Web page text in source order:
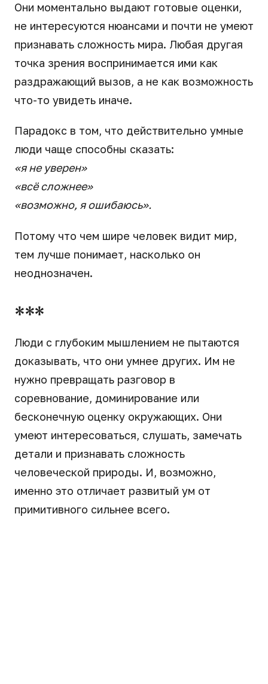
Они моментально выдают готовые оценки,
не интересуются нюансами и почти не умеют
признавать сложность мира. Любая другая
точка зрения воспринимается ими как
раздражающий вызов, а не как возможность
что-то увидеть иначе.
Парадокс в том, что действительно умные
люди чаще способны сказать:
«я не уверен»
«всё сложнее»
«возможно, я ошибаюсь».
Потому что чем шире человек видит мир,
тем лучше понимает, насколько он
неоднозначен.
***
Люди с глубоким мышлением не пытаются
доказывать, что они умнее других. Им не
нужно превращать разговор в
соревнование, доминирование или
бесконечную оценку окружающих. Они
умеют интересоваться, слушать, замечать
детали и признавать сложность
человеческой природы. И, возможно,
именно это отличает развитый ум от
примитивного сильнее всего.